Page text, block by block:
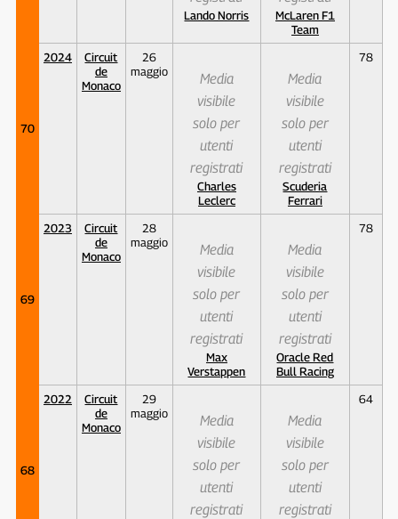
Lando Norris
McLaren F1
Team
70
2024
Circuit
de
Monaco
26
maggio
Media
visibile
solo per
utenti
registrati
Charles
Leclerc
Media
visibile
solo per
utenti
registrati
Scuderia
Ferrari
78
69
2023
Circuit
de
Monaco
28
maggio
Media
visibile
solo per
utenti
registrati
Max
Verstappen
Media
visibile
solo per
utenti
registrati
Oracle Red
Bull Racing
78
68
2022
Circuit
de
Monaco
29
maggio
Media
visibile
solo per
utenti
registrati
Media
visibile
solo per
utenti
registrati
64